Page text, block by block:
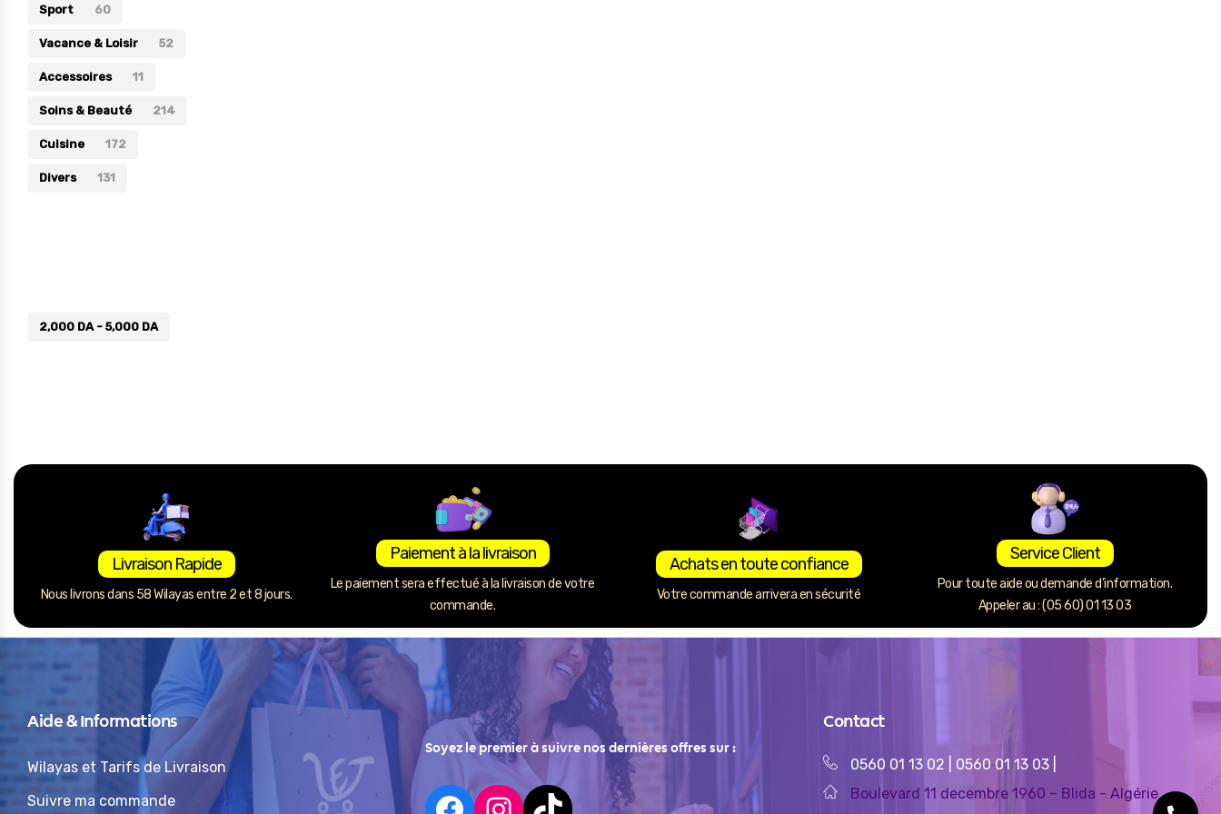
Sport 60
Vacance & Loisir 52
Accessoires 11
Soins & Beauté 214
Cuisine 172
Divers 131
2,000 DA- 5,000 DA
Livraison Rapide
Nous livrons dans 58 Wilayas entre 2 et 8 jours.
Paiement à la livraison
Le paiement sera effectué à la livraison de votre
commande.
Achats en toute confiance
Votre commande arrivera en sécurité
Service Client
Pour toute aide ou demande d’information.
Appeler au : (05 60) 01 13 03
Aide & Informations
Wilayas et Tarifs de Livraison
Suivre ma commande
Soyez le premier à suivre nos dernières offres sur :
Contact
0560 01 13 02 0560 01 13 03
Boulevard 11 decembre 1960 – Blida - Algérie